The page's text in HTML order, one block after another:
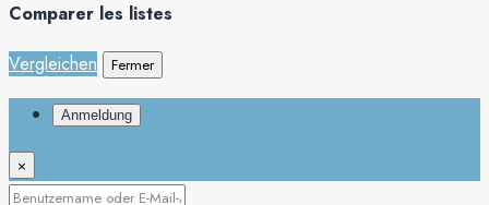
Comparer les listes
Vergleichen
Fermer
Anmeldung
×